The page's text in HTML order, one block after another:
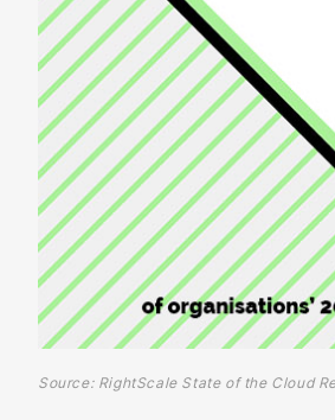
Source: RightScale State of the Cloud